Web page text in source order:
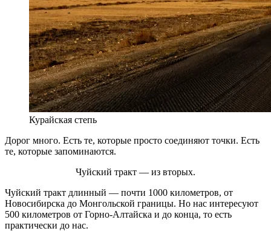
Курайская степь
Дорог много. Есть те, которые просто соединяют точки. Есть
те, которые запоминаются.
Чуйский тракт — из вторых.
Чуйский тракт длинный — почти 1000 километров, от
Новосибирска до Монгольской границы. Но нас интересуют
500 километров от Горно-Алтайска и до конца, то есть
практически до нас.